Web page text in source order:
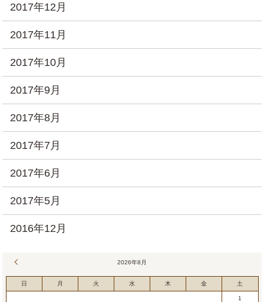
2017年12月
2017年11月
2017年10月
2017年9月
2017年8月
2017年7月
2017年6月
2017年5月
2016年12月
2026年8月
日 月 火 水 木 金 土
1